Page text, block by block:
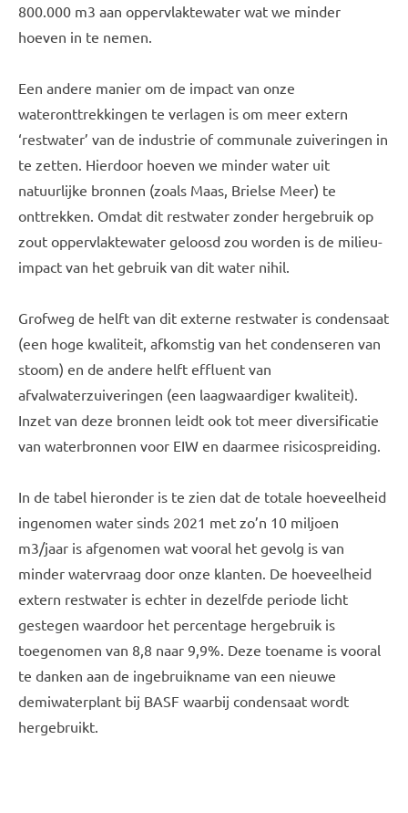
800.000 m3 aan oppervlaktewater wat we minder
hoeven in te nemen.
Een andere manier om de impact van onze
wateronttrekkingen te verlagen is om meer extern
‘restwater’ van de industrie of communale zuiveringen in
te zetten. Hierdoor hoeven we minder water uit
natuurlijke bronnen (zoals Maas, Brielse Meer) te
onttrekken. Omdat dit restwater zonder hergebruik op
zout oppervlaktewater geloosd zou worden is de milieu-
impact van het gebruik van dit water nihil.
Grofweg de helft van dit externe restwater is condensaat
(een hoge kwaliteit, afkomstig van het condenseren van
stoom) en de andere helft effluent van
afvalwaterzuiveringen (een laagwaardiger kwaliteit).
Inzet van deze bronnen leidt ook tot meer diversificatie
van waterbronnen voor EIW en daarmee risicospreiding.
In de tabel hieronder is te zien dat de totale hoeveelheid
ingenomen water sinds 2021 met zo’n 10 miljoen
m3/jaar is afgenomen wat vooral het gevolg is van
minder watervraag door onze klanten. De hoeveelheid
extern restwater is echter in dezelfde periode licht
gestegen waardoor het percentage hergebruik is
toegenomen van 8,8 naar 9,9%. Deze toename is vooral
te danken aan de ingebruikname van een nieuwe
demiwaterplant bij BASF waarbij condensaat wordt
hergebruikt.